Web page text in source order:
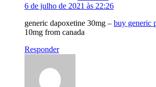
6 de julho de 2021 às 22:26
generic dapoxetine 30mg – buy generic
10mg from canada
Responder